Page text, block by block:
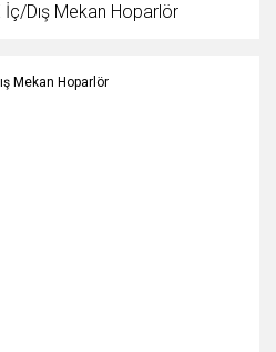
Dış Mekan Hoparlör